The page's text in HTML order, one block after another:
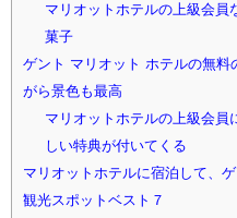
マリオットホテルの上級会員
菓子
ゲント マリオット ホテルの無料
がら景色も最高
マリオットホテルの上級会員
しい特典が付いてくる
マリオットホテルに宿泊して、
観光スポットベスト７